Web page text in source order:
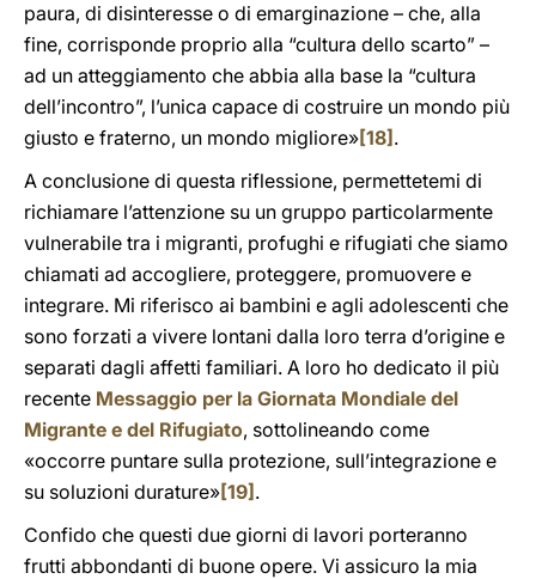
paura, di disinteresse o di emarginazione – che, alla
fine, corrisponde proprio alla “cultura dello scarto” –
ad un atteggiamento che abbia alla base la “cultura
dell’incontro”, l’unica capace di costruire un mondo più
giusto e fraterno, un mondo migliore»[18] .
A conclusione di questa riflessione, permettetemi di
richiamare l’attenzione su un gruppo particolarmente
vulnerabile tra i migranti, profughi e rifugiati che siamo
chiamati ad accogliere, proteggere, promuovere e
integrare. Mi riferisco ai bambini e agli adolescenti che
sono forzati a vivere lontani dalla loro terra d’origine e
separati dagli affetti familiari. A loro ho dedicato il più
recente Messaggio per la Giornata Mondiale del
Migrante e del Rifugiato, sottolineando come
«occorre puntare sulla protezione, sull’integrazione e
su soluzioni durature»[19] .
Confido che questi due giorni di lavori porteranno
frutti abbondanti di buone opere. Vi assicuro la mia